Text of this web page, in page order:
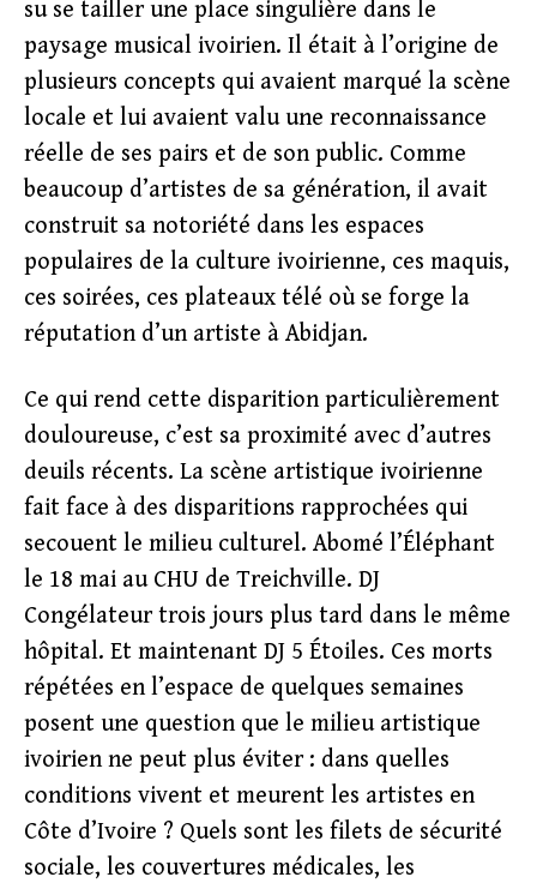
su se tailler une place singulière dans le
paysage musical ivoirien. Il était à l’origine de
plusieurs concepts qui avaient marqué la scène
locale et lui avaient valu une reconnaissance
réelle de ses pairs et de son public. Comme
beaucoup d’artistes de sa génération, il avait
construit sa notoriété dans les espaces
populaires de la culture ivoirienne, ces maquis,
ces soirées, ces plateaux télé où se forge la
réputation d’un artiste à Abidjan.
Ce qui rend cette disparition particulièrement
douloureuse, c’est sa proximité avec d’autres
deuils récents. La scène artistique ivoirienne
fait face à des disparitions rapprochées qui
secouent le milieu culturel. Abomé l’Éléphant
le 18 mai au CHU de Treichville. DJ
Congélateur trois jours plus tard dans le même
hôpital. Et maintenant DJ 5 Étoiles. Ces morts
répétées en l’espace de quelques semaines
posent une question que le milieu artistique
ivoirien ne peut plus éviter : dans quelles
conditions vivent et meurent les artistes en
Côte d’Ivoire ? Quels sont les filets de sécurité
sociale, les couvertures médicales, les